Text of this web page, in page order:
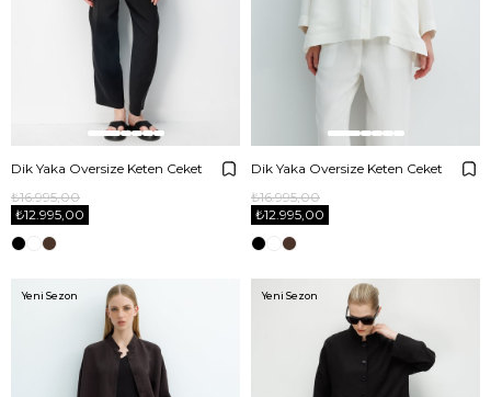
Dik Yaka Oversize Keten Ceket
₺12.995,00
₺16.995,00
Dik Yaka Oversize Keten Ceket
₺12.995,00
₺16.995,00
Yeni Sezon Yeni Sezon